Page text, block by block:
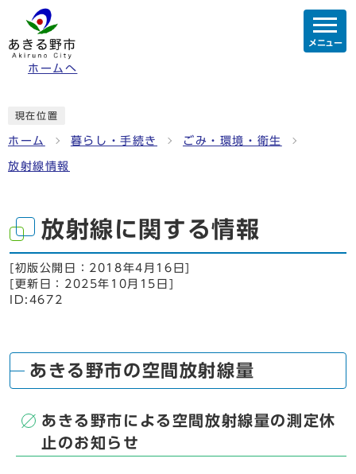
ホームへ
メニュー
現在位置
ホーム 暮らし・手続き ごみ・環境・衛生
放射線情報
放射線に関する情報
[初版公開日： 2018年4月16日
[更新日： 2025年10月15日
ID:4672
あきる野市の空間放射線量
あきる野市による空間放射線量の測定休
止のお知らせ